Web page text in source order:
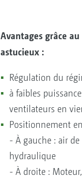
Avantages grâce
astucieux :
Régulation du
à faibles
ventilateurs en
Positionnement
- À gauche : air
hydraulique
- À droite :